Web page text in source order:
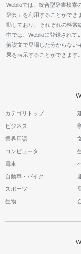
Weblioでは、統合型辞書検索
辞典」を利用することができ
動しており、それぞれの検索
中では、Weblioに登録されて
解説文で登場した分からない
果を表示することができます。
カテゴリトップ
ビジネス
業界用語
コンピュータ
電車
自動車・バイク
スポーツ
生物